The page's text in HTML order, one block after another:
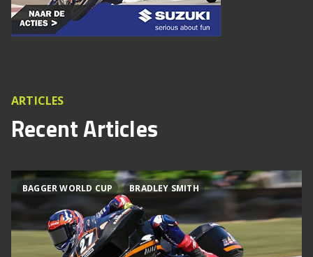
ARTICLES
Recent Articles
BAGGER WORLD CUP BRADLEY SMITH